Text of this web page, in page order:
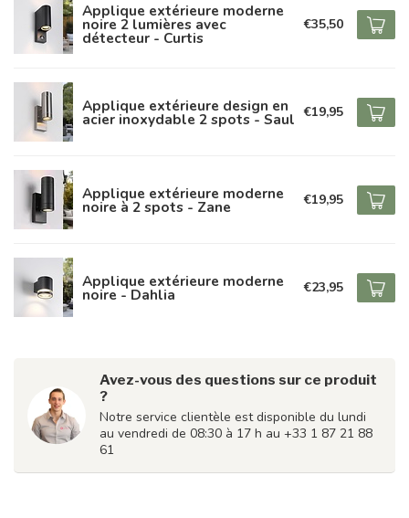
Applique extérieure moderne
noire 2 lumières avec
détecteur - Curtis
€35,50
Applique extérieure design en
acier inoxydable 2 spots - Saul €19,95
Applique extérieure moderne
noire à 2 spots - Zane €19,95
Applique extérieure moderne
noire - Dahlia €23,95
Avez-vous des questions sur ce produit
?
Notre service clientèle est disponible du lundi
au vendredi de 08:30 à 17 h au +33 1 87 21 88
61